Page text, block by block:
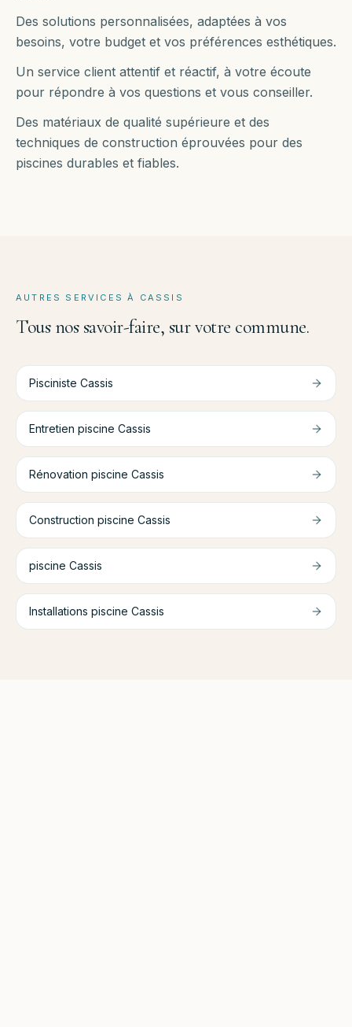
Des solutions personnalisées, adaptées à vos
besoins, votre budget et vos préférences esthétiques.
Un service client attentif et réactif, à votre écoute
pour répondre à vos questions et vous conseiller.
Des matériaux de qualité supérieure et des
techniques de construction éprouvées pour des
piscines durables et fiables.
AUTRES SERVICES À CASSIS
Tous nos savoir-faire, sur votre commune.
Pisciniste Cassis
Entretien piscine Cassis
Rénovation piscine Cassis
Construction piscine Cassis
piscine Cassis
Installations piscine Cassis